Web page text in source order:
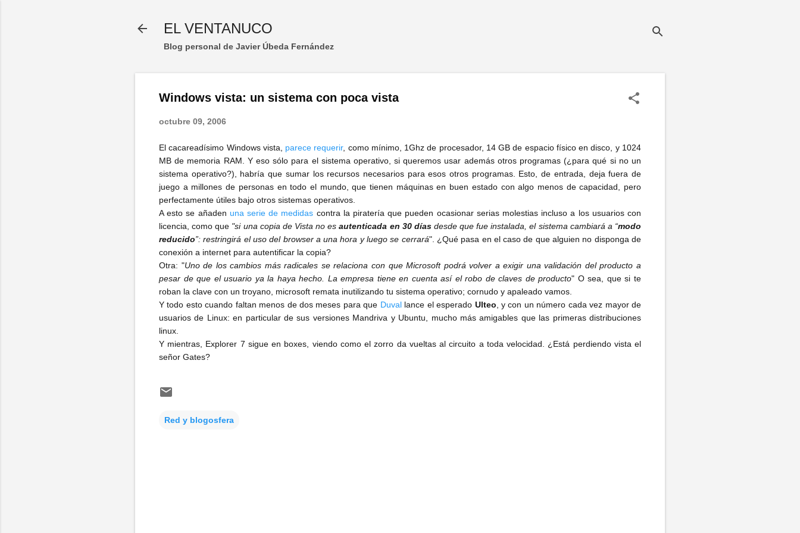
EL VENTANUCO
Blog personal de Javier Úbeda Fernández
Windows vista: un sistema con poca vista
octubre 09, 2006
El cacareadísimo Windows vista, parece requerir, como mínimo, 1Ghz de procesador, 14 GB de espacio físico en disco, y 1024
MB de memoria RAM. Y eso sólo para el sistema operativo, si queremos usar además otros programas (¿para qué si no un
sistema operativo?), habría que sumar los recursos necesarios para esos otros programas. Esto, de entrada, deja fuera de
juego a millones de personas en todo el mundo, que tienen máquinas en buen estado con algo menos de capacidad, pero
perfectamente útiles bajo otros sistemas operativos.
A esto se añaden una serie de medidas contra la piratería que pueden ocasionar serias molestias incluso a los usuarios con
licencia, como que "si una copia de Vista no esautenticada en 30 días desde que fue instalada, el sistema cambiará a “modo
reducido”: restringirá el uso del browser a una hora y luego se cerrará". ¿Qué pasa en el caso de que alguien no disponga de
conexión a internet para autentificar la copia?
Otra: "Uno de los cambios más radicales se relaciona con que Microsoft podrá volver a exigir una validación del producto a
pesar de que el usuario ya la haya hecho. La empresa tiene en cuenta así el robo de claves de producto" O sea, que si te
roban la clave con un troyano, microsoft remata inutilizando tu sistema operativo; cornudo y apaleado vamos.
Y todo esto cuando faltan menos de dos meses para que Duvallance el esperado Ulteo , y con un número cada vez mayor de
usuarios de Linux: en particular de sus versiones Mandriva y Ubuntu, mucho más amigables que las primeras distribuciones
linux.
Y mientras, Explorer 7 sigue en boxes, viendo como el zorro da vueltas al circuito a toda velocidad. ¿Está perdiendo vista el
señor Gates?
Red y blogosfera